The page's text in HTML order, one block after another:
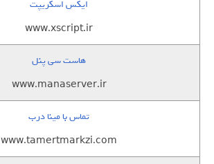
ایکس اسکریپت
www.xscript.ir
هاست سی پنل
www.manaserver.ir
تماس با مینا درب
www.tamertmarkzi.com